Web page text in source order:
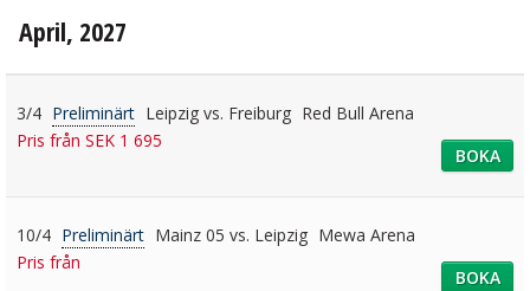
April, 2027
3/4 Preliminärt Leipzig vs. Freiburg Red Bull Arena
Pris från SEK 1 695
BOKA
10/4 Preliminärt Mainz 05 vs. Leipzig Mewa Arena
Pris från
BOKA